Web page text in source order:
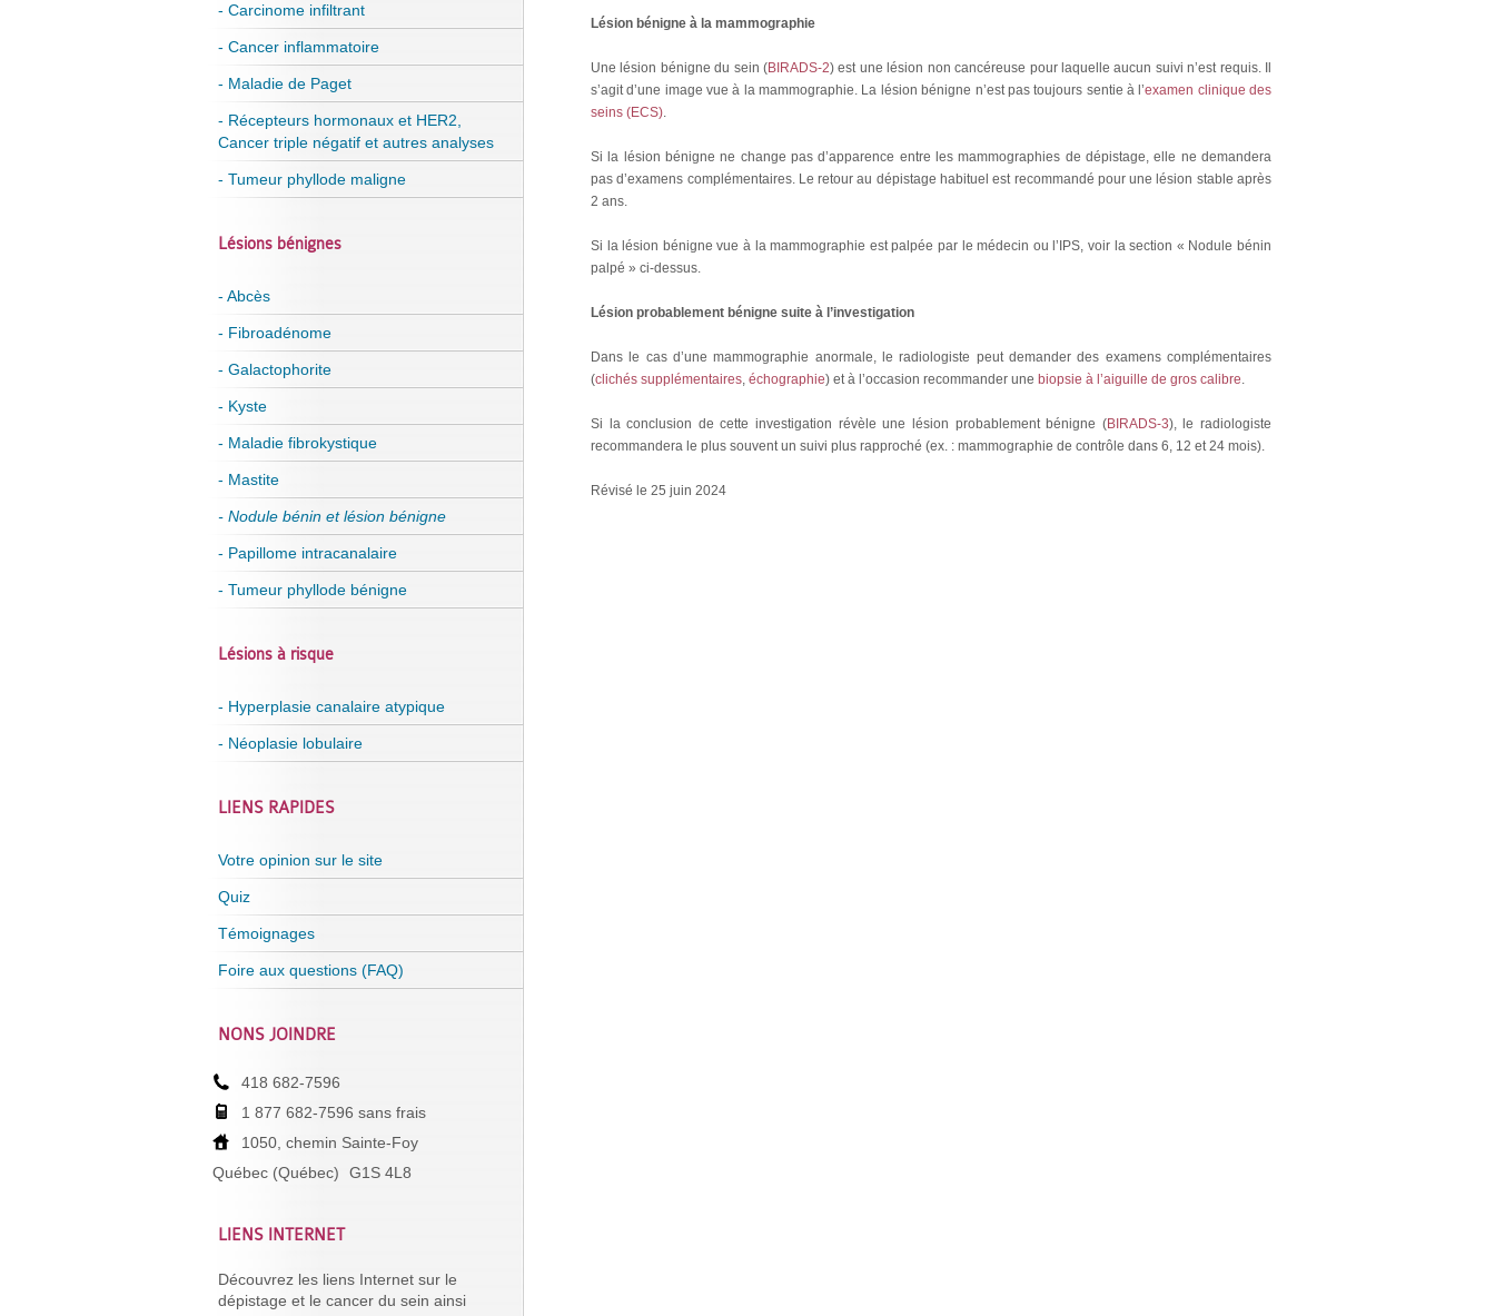
Lésion bénigne à la mammographie
Une lésion bénigne du sein (BIRADS-2) est une lésion non cancéreuse pour laquelle aucun suivi n’est requis. Il
s’agit d’une image vue à la mammographie. La lésion bénigne n’est pas toujours sentie à l’examen clinique des
seins (ECS).
Si la lésion bénigne ne change pas d’apparence entre les mammographies de dépistage, elle ne demandera
pas d’examens complémentaires. Le retour au dépistage habituel est recommandé pour une lésion stable après
2 ans.
Si la lésion bénigne vue à la mammographie est palpée par le médecin ou l’IPS, voir la section « Nodule bénin
palpé » ci-dessus.
Lésion probablement bénigne suite à l’investigation
Dans le cas d’une mammographie anormale, le radiologiste peut demander des examens complémentaires
(clichés supplémentaires, échographie) et à l’occasion recommander une biopsie à l’aiguille de gros calibre.
Si la conclusion de cette investigation révèle une lésion probablement bénigne (BIRADS-3), le radiologiste
recommandera le plus souvent un suivi plus rapproché (ex. : mammographie de contrôle dans 6, 12 et 24 mois).
Révisé le 25 juin 2024
- Carcinome infiltrant
- Cancer inflammatoire
- Maladie de Paget
- Récepteurs hormonaux et HER2,
Cancer triple négatif et autres analyses
- Tumeur phyllode maligne
Lésions bénignes
- Abcès
- Fibroadénome
- Galactophorite
- Kyste
- Maladie fibrokystique
- Mastite
- Nodule bénin et lésion bénigne
- Papillome intracanalaire
- Tumeur phyllode bénigne
Lésions à risque
- Hyperplasie canalaire atypique
- Néoplasie lobulaire
LIENS RAPIDES
Votre opinion sur le site
Quiz
Témoignages
Foire aux questions (FAQ)
NONS JOINDRE
418 682-7596
1 877 682-7596 sans frais
1050, chemin Sainte-Foy
Québec (Québec)
G1S 4L8
LIENS INTERNET
Découvrez les liens Internet sur le
dépistage et le cancer du sein ainsi